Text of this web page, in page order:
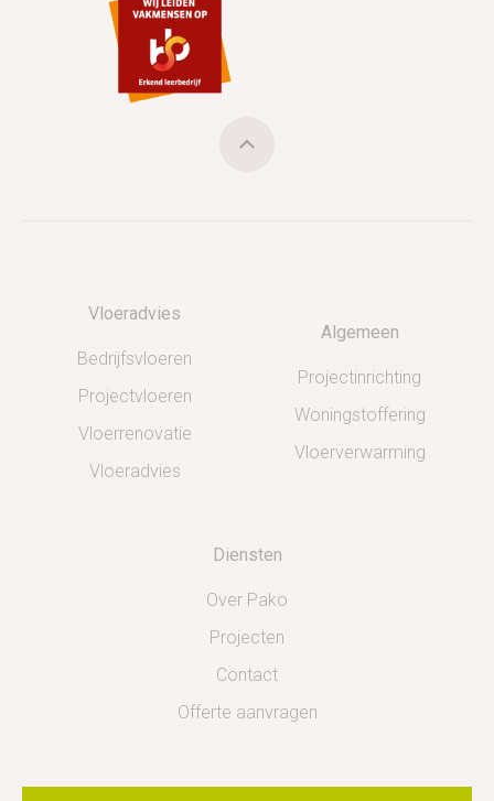
Vloeradvies
Bedrijfsvloeren
Projectvloeren
Vloerrenovatie
Vloeradvies
Algemeen
Projectinrichting
Woningstoffering
Vloerverwarming
Diensten
Over Pako
Projecten
Contact
Offerte aanvragen